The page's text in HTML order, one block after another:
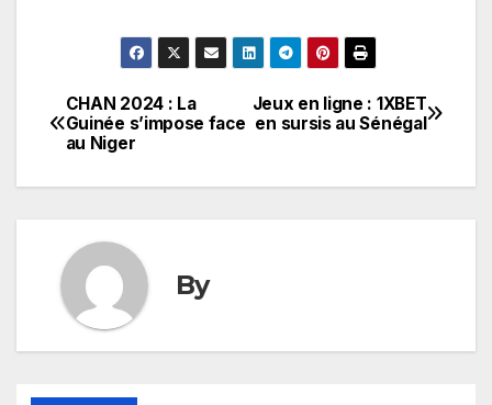
Navigation
de
Jeux en ligne : 1XBET
en sursis au Sénégal
CHAN 2024 : La
Guinée s’impose face
au Niger
By